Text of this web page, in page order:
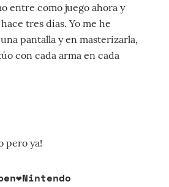
entre como juego ahora y
tres días. Yo me he
pantalla y en masterizarla,
con cada arma en cada
pero ya!